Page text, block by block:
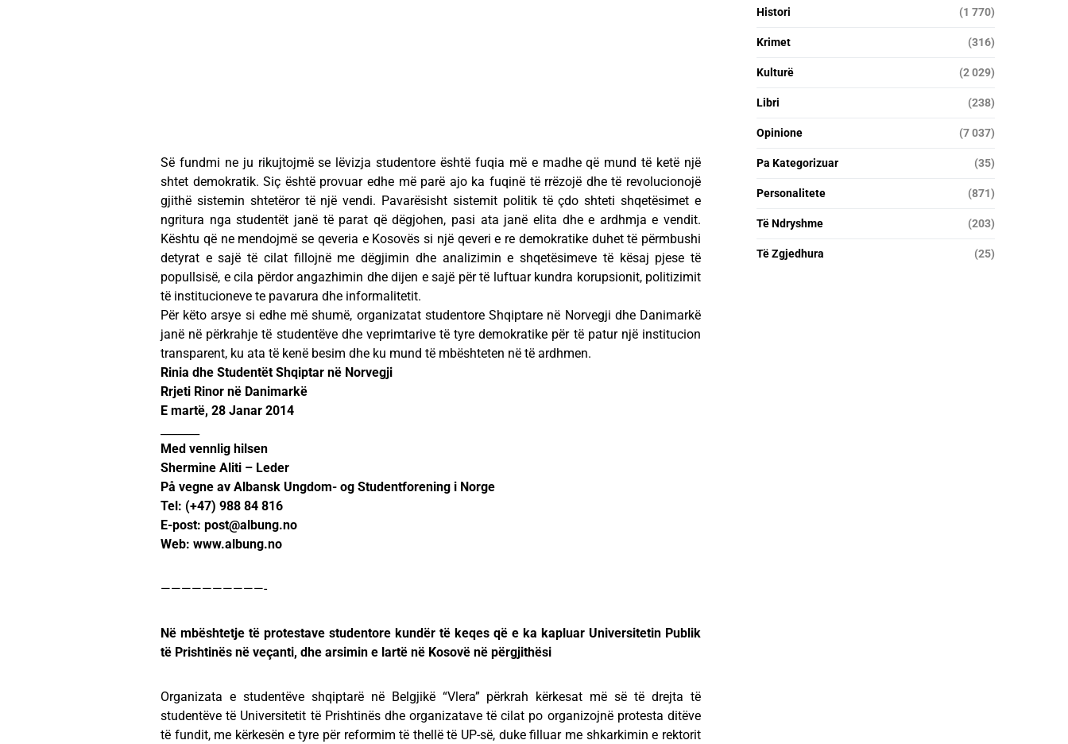
Së fundmi ne ju rikujtojmë se lëvizja studentore është fuqia më e madhe që mund të ketë një
shtet demokratik. Siç është provuar edhe më parë ajo ka fuqinë të rrëzojë dhe të revolucionojë
gjithë sistemin shtetëror të një vendi. Pavarësisht sistemit politik të çdo shteti shqetësimet e
ngritura nga studentët janë të parat që dëgjohen, pasi ata janë elita dhe e ardhmja e vendit.
Kështu që ne mendojmë se qeveria e Kosovës si një qeveri e re demokratike duhet të përmbushi
detyrat e sajë të cilat fillojnë me dëgjimin dhe analizimin e shqetësimeve të kësaj pjese të
popullsisë, e cila përdor angazhimin dhe dijen e sajë për të luftuar kundra korupsionit, politizimit
të institucioneve te pavarura dhe informalitetit.
Për këto arsye si edhe më shumë, organizatat studentore Shqiptare në Norvegji dhe Danimarkë
janë në përkrahje të studentëve dhe veprimtarive të tyre demokratike për të patur një institucion
transparent, ku ata të kenë besim dhe ku mund të mbështeten në të ardhmen.
Rinia dhe Studentët Shqiptar në Norvegji
Rrjeti Rinor në Danimarkë
E martë, 28 Janar 2014
Med vennlig hilsen
Shermine Aliti – Leder
På vegne av Albansk Ungdom- og Studentforening i Norge
Tel: (+47) 988 84 816
E-post: post@albung.no
Web: www.albung.no
——————————-
Në mbështetje të protestave studentore kundër të keqes që e ka kapluar Universitetin Publik
të Prishtinës në veçanti, dhe arsimin e lartë në Kosovë në përgjithësi
Organizata e studentëve shqiptarë në Belgjikë “Vlera” përkrah kërkesat më së të drejta të
studentëve të Universitetit të Prishtinës dhe organizatave të cilat po organizojnë protesta ditëve
të fundit, me kërkesën e tyre për reformim të thellë të UP-së, duke filluar me shkarkimin e rektorit
Histori (1 770)
Krimet (316)
Kulturë (2 029)
Libri (238)
Opinione (7 037)
Pa Kategorizuar (35)
Personalitete (871)
Të Ndryshme (203)
Të Zgjedhura (25)